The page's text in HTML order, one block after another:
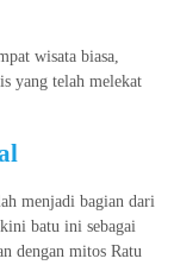
wisata biasa,
yang telah melekat
menjadi bagian dari
batu ini sebagai
dengan mitos Ratu